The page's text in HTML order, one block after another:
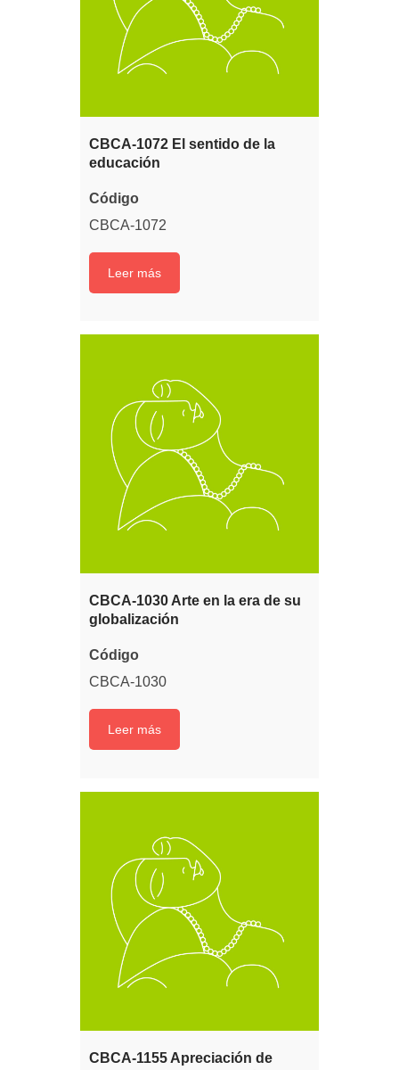
CBCA-1072 El sentido de la
educación
Código
CBCA-1072
Leer más
CBCA-1030 Arte en la era de su
globalización
Código
CBCA-1030
Leer más
CBCA-1155 Apreciación de